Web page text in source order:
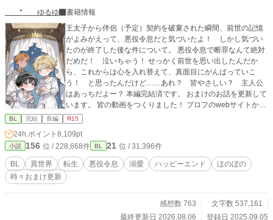
* ゆるゆ
書籍情報
王太子から伴侶（予定）契約を破棄された瞬間、前世の記憶
がよみがえって、悪役令息だと気づいたよ！ しかし気づい
たのが終了した後な件について。 悪役令息で断罪なんて絶対
だめだ！ 泣いちゃう！ せっかく前世を思い出したんだか
ら、これからは心を入れ替えて、真面目にがんばっていこ
う！ と思ったんだけど……あれ？ 皆やさしい？ 主人公
はあっちだよー？ 本編完結済です。 おまけのお話を更新して
います。 皆の動画をつくりました！ プロフのwebサイトから
飛べるので、もしよかったら、お話と一緒に楽しんでくださ
ったら、とてもうれしいです！ 表紙や動画にAIを使っていま
すが、小説にはAIを使っておりません 皆さまの応援のおかげ
で『もふもふ獣人に転生したら、最愛の推しに溺愛されてい
ます』書籍化、心から、ありがとうございます！
BL 完結 長編 R15
24h.ポイント 8,109pt
小説 156 位 / 228,668件 BL 21 位 / 31,396件
BL 異世界 転生 悪役令息 溺愛 ハッピーエンド
ほのぼの
時々おまけ更新
感想数 763
文字数 537,161
最終更新日 2026.08.06
登録日 2025.09.05